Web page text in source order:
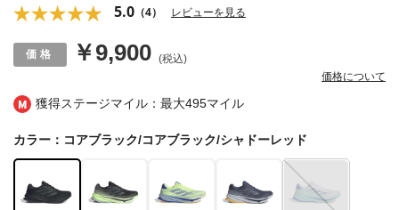
獲得ステージマイル：最大495マイル
5.0 （4） レビューを見る
￥9,900 (税込)
価格について
カラー：コアブラック/コアブラック/シャドーレッド